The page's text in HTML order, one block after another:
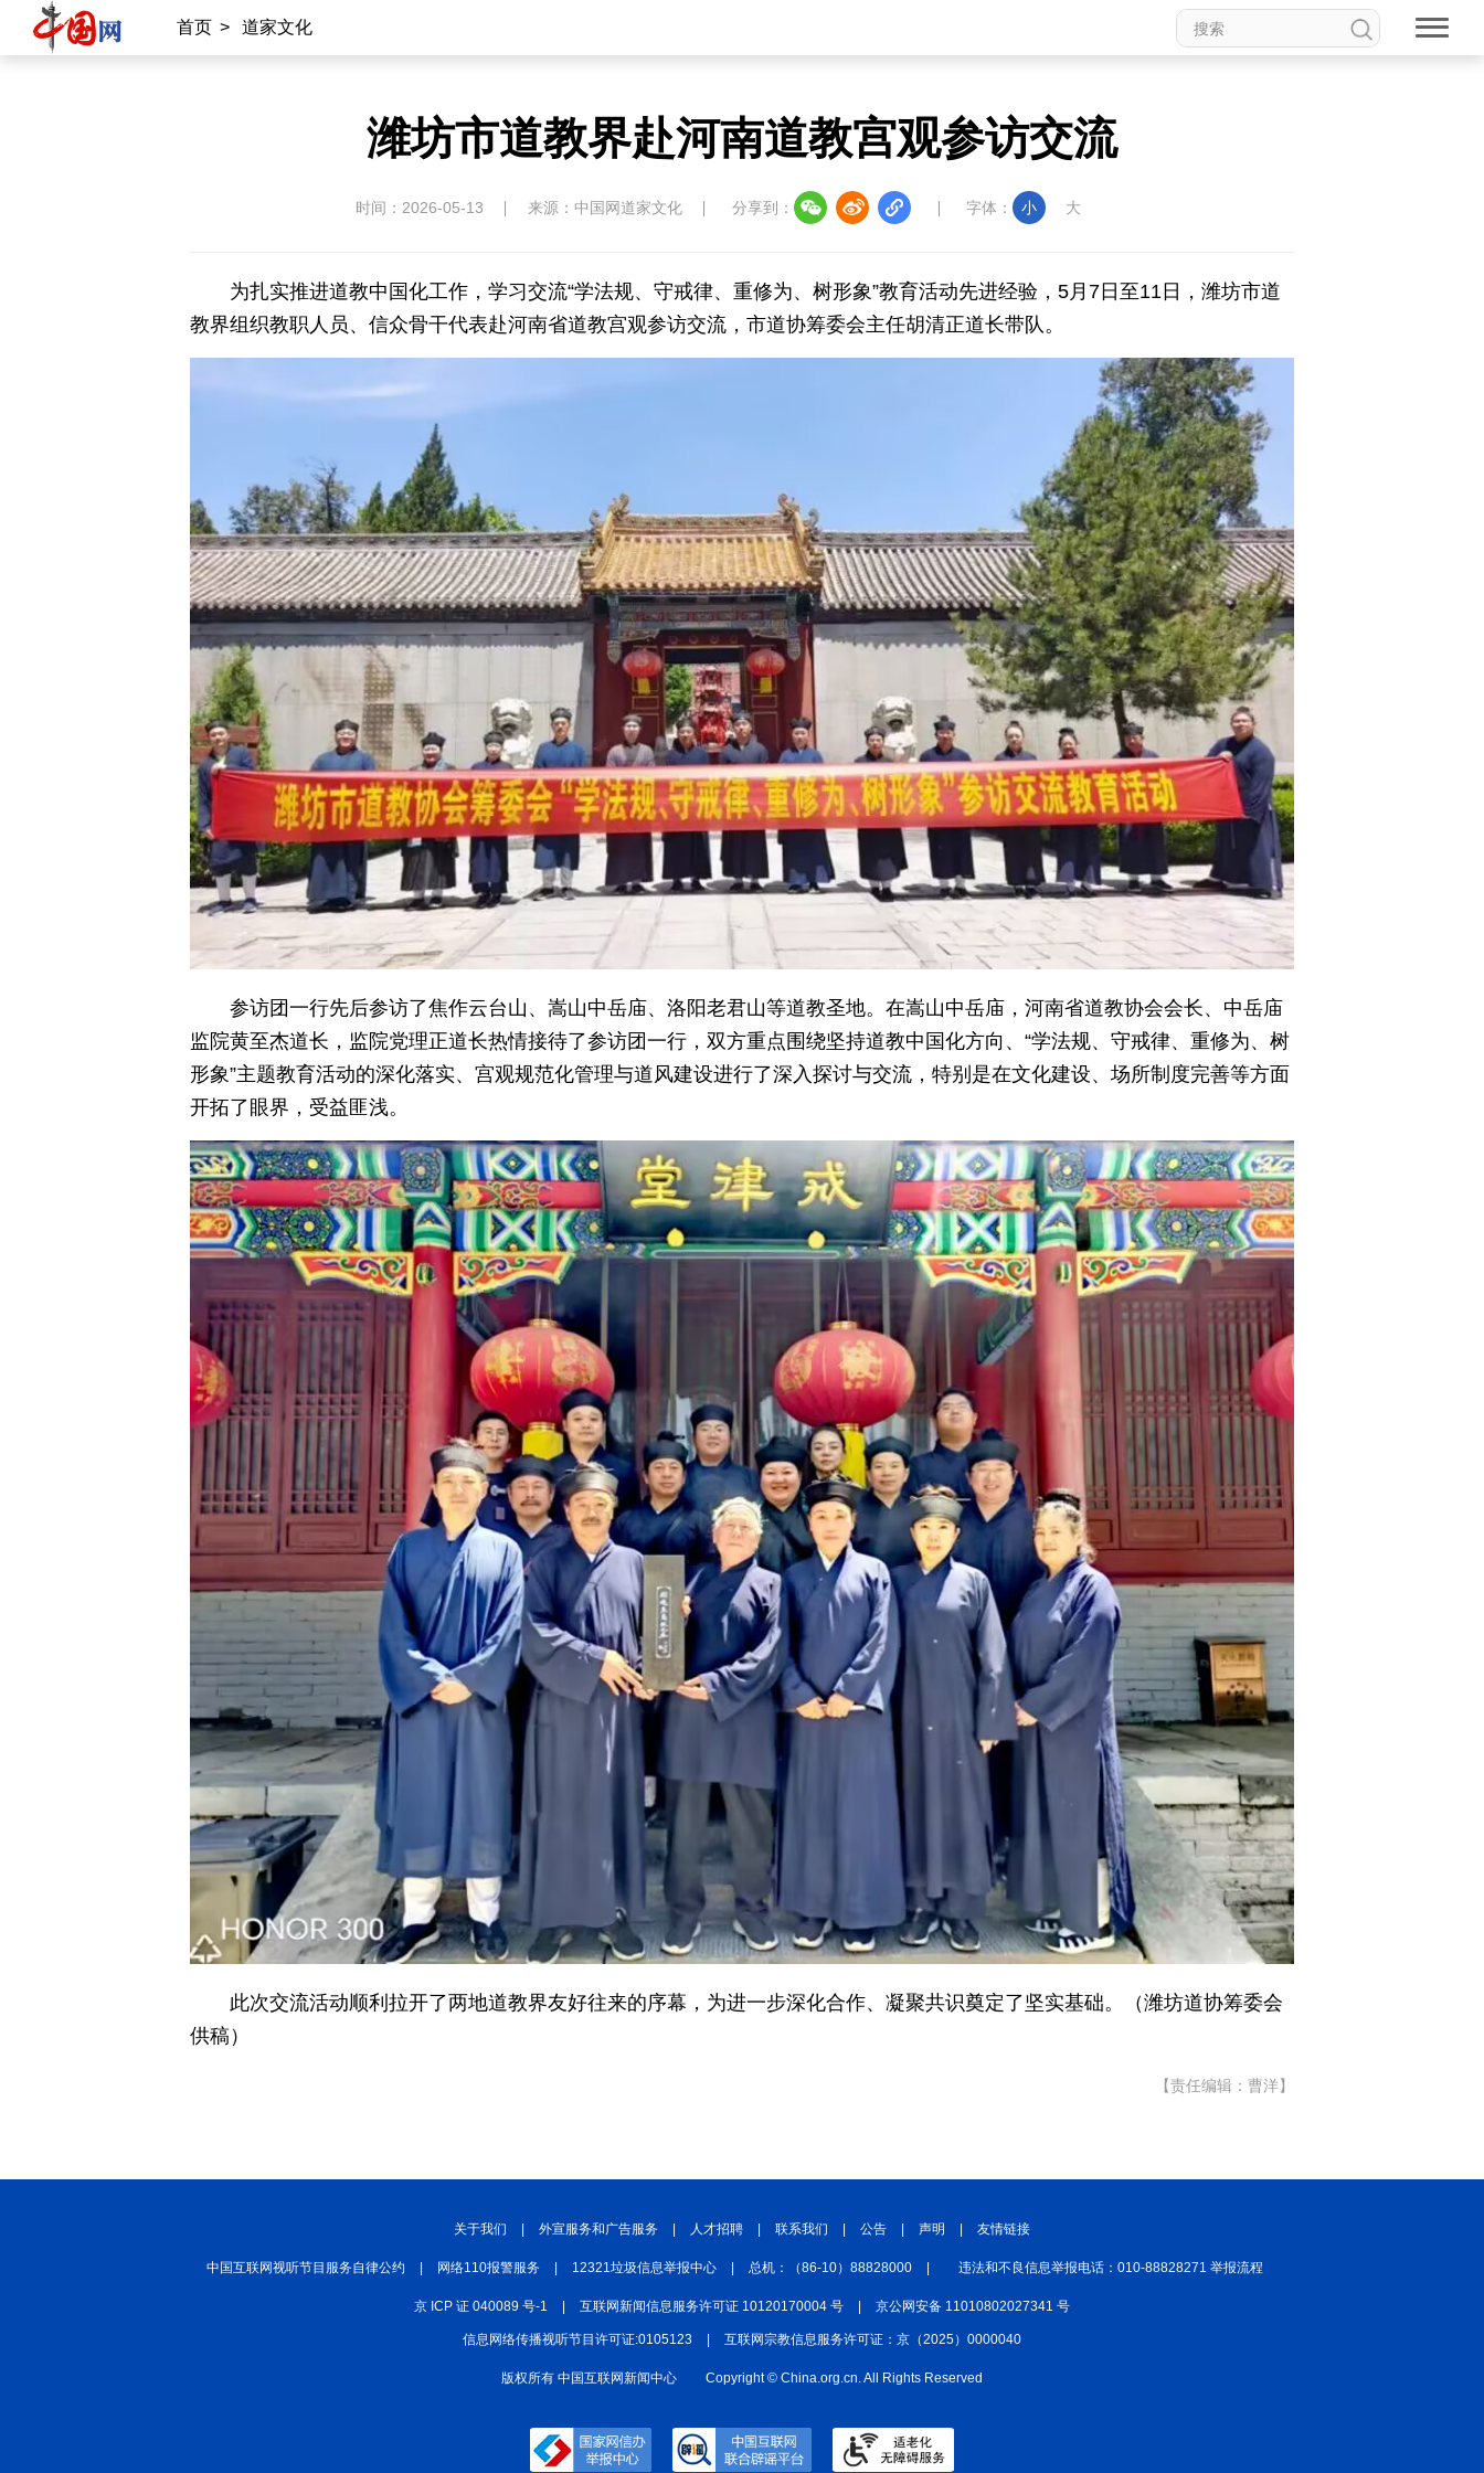
首页 > 道家文化
潍坊市道教界赴河南道教宫观参访交流
时间：2026-05-13 来源：中国网道家文化 分享到： 字体： 小 大
为扎实推进道教中国化工作，学习交流“学法规、守戒律、重修为、树形象”教育活动先进经验，5月7日至11日，潍坊市道
教界组织教职人员、信众骨干代表赴河南省道教宫观参访交流，市道协筹委会主任胡清正道长带队。
参访团一行先后参访了焦作云台山、嵩山中岳庙、洛阳老君山等道教圣地。在嵩山中岳庙，河南省道教协会会长、中岳庙
监院黄至杰道长，监院党理正道长热情接待了参访团一行，双方重点围绕坚持道教中国化方向、“学法规、守戒律、重修为、树
形象”主题教育活动的深化落实、宫观规范化管理与道风建设进行了深入探讨与交流，特别是在文化建设、场所制度完善等方面
开拓了眼界，受益匪浅。
此次交流活动顺利拉开了两地道教界友好往来的序幕，为进一步深化合作、凝聚共识奠定了坚实基础。（潍坊道协筹委会
供稿）
【责任编辑：曹洋】
关于我们 外宣服务和广告服务 人才招聘 联系我们 公告 声明 友情链接
中国互联网视听节目服务自律公约 网络110报警服务 12321垃圾信息举报中心 总机：（86-10）88828000 违法和不良信息举报电话：010-88828271 举报流程
京 ICP 证 040089 号-1 互联网新闻信息服务许可证 10120170004 号 京公网安备 11010802027341 号
信息网络传播视听节目许可证:0105123 互联网宗教信息服务许可证：京（2025）0000040
版权所有 中国互联网新闻中心 Copyright © China.org.cn. All Rights Reserved